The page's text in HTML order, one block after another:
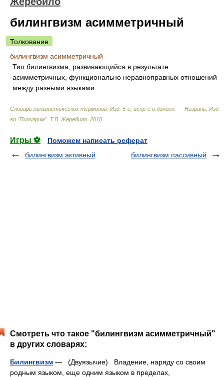
билингвизм асимметричный
Толкование
билингвизм асимметричный
Тип билингвизма, развивающийся в результате
асимметричных, функционально неравноправных отношений
между разными языками.
Словарь лингвистических терминов: Изд. 5-е, испр-е и дополн. — Назрань: Изд-
во "Пилигрим". Т.В. Жеребило 2010
Игры ⚽
Поможем написать реферат
билингвизм активный
билингвизм пассивный
Смотреть что такое "билингвизм асимметричный"
в других словарях:
Билингвизм — (Двуязычие) Владение, наряду со своим
родным языком, еще одним языком в пределах,